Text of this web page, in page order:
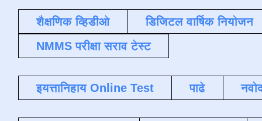
शैक्षणिक व्हिडीओ
डिजिटल वार्षिक नियोजन
NMMS परीक्षा सराव टेस्ट
इयत्तानिहाय Online Test पाढे